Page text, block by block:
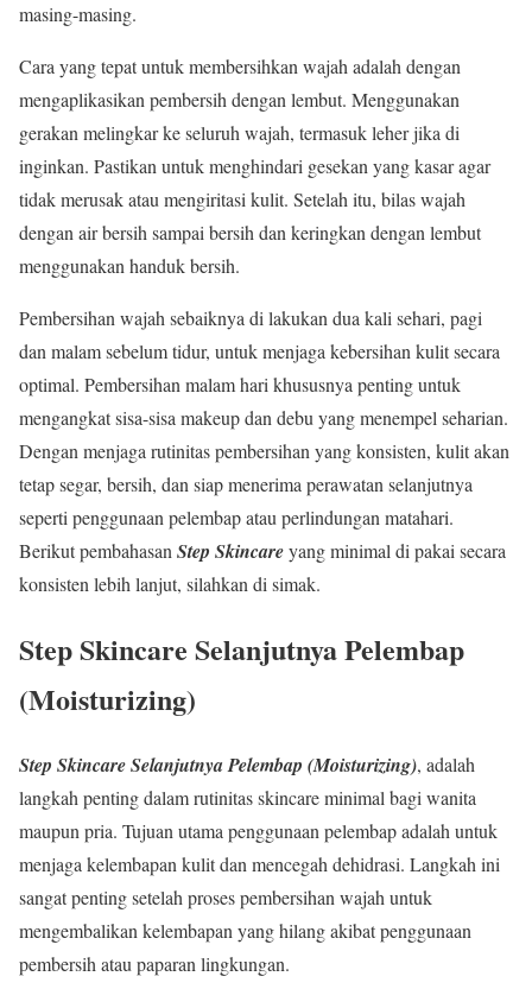
masing-masing.
Cara yang tepat untuk membersihkan wajah adalah dengan
mengaplikasikan pembersih dengan lembut. Menggunakan
gerakan melingkar ke seluruh wajah, termasuk leher jika di
inginkan. Pastikan untuk menghindari gesekan yang kasar agar
tidak merusak atau mengiritasi kulit. Setelah itu, bilas wajah
dengan air bersih sampai bersih dan keringkan dengan lembut
menggunakan handuk bersih.
Pembersihan wajah sebaiknya di lakukan dua kali sehari, pagi
dan malam sebelum tidur, untuk menjaga kebersihan kulit secara
optimal. Pembersihan malam hari khususnya penting untuk
mengangkat sisa-sisa makeup dan debu yang menempel seharian.
Dengan menjaga rutinitas pembersihan yang konsisten, kulit akan
tetap segar, bersih, dan siap menerima perawatan selanjutnya
seperti penggunaan pelembap atau perlindungan matahari.
Berikut pembahasan Step Skincareyang minimal di pakai secara
konsisten lebih lanjut, silahkan di simak.
Step Skincare Selanjutnya Pelembap
(Moisturizing)
Step Skincare Selanjutnya Pelembap (Moisturizing), adalah
langkah penting dalam rutinitas skincare minimal bagi wanita
maupun pria. Tujuan utama penggunaan pelembap adalah untuk
menjaga kelembapan kulit dan mencegah dehidrasi. Langkah ini
sangat penting setelah proses pembersihan wajah untuk
mengembalikan kelembapan yang hilang akibat penggunaan
pembersih atau paparan lingkungan.